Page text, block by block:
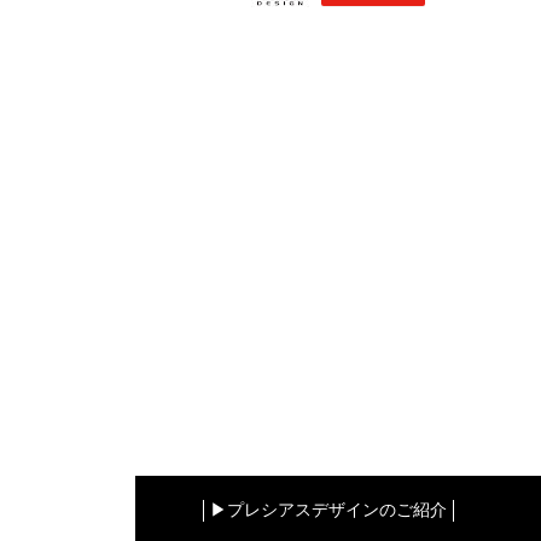
▶︎プレシアスデザインのご紹介